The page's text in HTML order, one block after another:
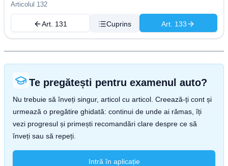
Articolul 132
Art. 131 Cuprins Art. 133
Te pregătești pentru examenul auto?
Nu trebuie să înveți singur, articol cu articol. Creează-ți cont și
urmează o pregătire ghidată: continui de unde ai rămas, îți
vezi progresul și primești recomandări clare despre ce să
înveți sau să repeți.
Intră în aplicație